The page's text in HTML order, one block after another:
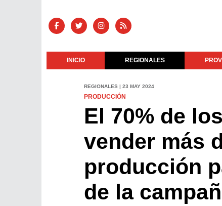
INICIO REGIONALES
REGIONALES | 23 MAY 2024
PRODUCCIÓN
El 70% de
vender más
producción
de la